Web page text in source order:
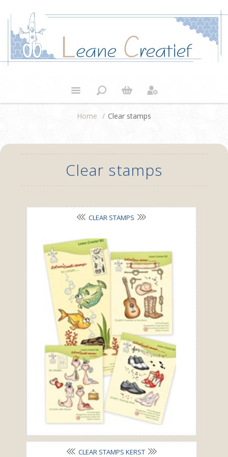
Home / Clear stamps
Clear stamps
CLEAR STAMPS
CLEAR STAMPS KERST